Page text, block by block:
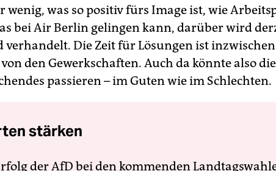
was so positiv fürs Image ist, wie
bei Air Berlin gelingen kann, darüber wird
Die Zeit für Lösungen ist inzwischen
den Gewerkschaften. Auch da könnte also
passieren – im Guten wie im Schlechten.
stärken
der AfD bei den kommenden